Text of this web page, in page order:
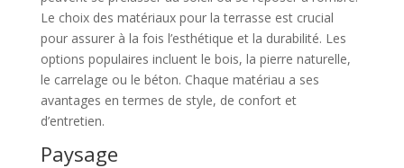
Le choix des matériaux pour la terrasse est crucial
pour assurer à la fois l’esthétique et la durabilité. Les
options populaires incluent le bois, la pierre naturelle,
le carrelage ou le béton. Chaque matériau a ses
avantages en termes de style, de confort et
d’entretien.
Paysage